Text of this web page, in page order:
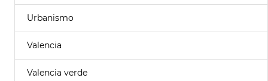
Urbanismo
Valencia
Valencia verde